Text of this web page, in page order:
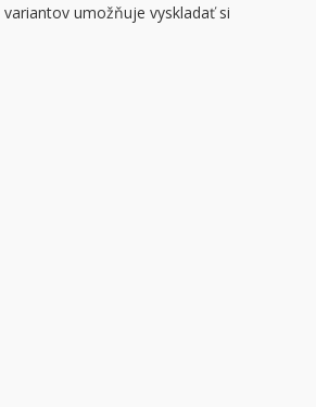
umožňuje vyskladať si